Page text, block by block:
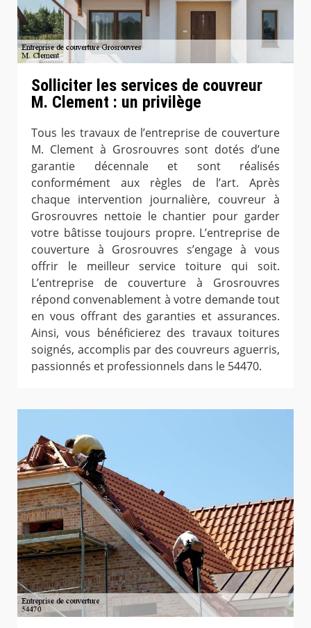
Solliciter les services de couvreur
M. Clement : un privilège
Tous les travaux de l’entreprise de couverture
M. Clement à Grosrouvres sont dotés d’une
garantie décennale et sont réalisés
conformément aux règles de l’art. Après
chaque intervention journalière, couvreur à
Grosrouvres nettoie le chantier pour garder
votre bâtisse toujours propre. L’entreprise de
couverture à Grosrouvres s’engage à vous
offrir le meilleur service toiture qui soit.
L’entreprise de couverture à Grosrouvres
répond convenablement à votre demande tout
en vous offrant des garanties et assurances.
Ainsi, vous bénéficierez des travaux toitures
soignés, accomplis par des couvreurs aguerris,
passionnés et professionnels dans le 54470.